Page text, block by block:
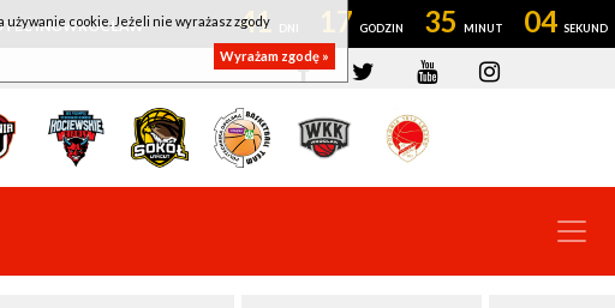
INOWROCŁAW 41 17 35 04
używanie cookie. Jeżeli nie wyrażasz zgody
Wyrażam zgodę »